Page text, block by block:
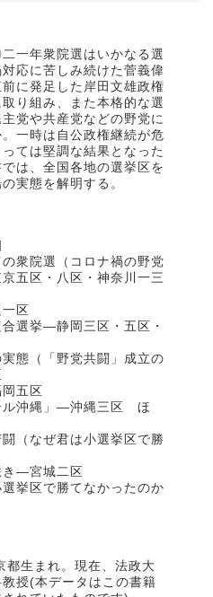
一年衆院選はいかなる選
応に苦しみ続けた菅義偉
に発足した岸田文雄政権
り組み、また本格的な選
党や共産党などの野党に
一時は自公政権継続が危
ては堅調な結果となった
は、全国各地の選挙区を
実態を解明する。
衆院選（コロナ禍の野党
五区・八区・神奈川一三
区
選挙―静岡三区・五区・
態（「野党共闘」成立の
五区
ル沖縄」―沖縄三区 ほ
（なぜ君は小選挙区で勝
き―宮城二区
挙区で勝てなかったのか
都生まれ。現在、法政大
授(本データはこの書籍